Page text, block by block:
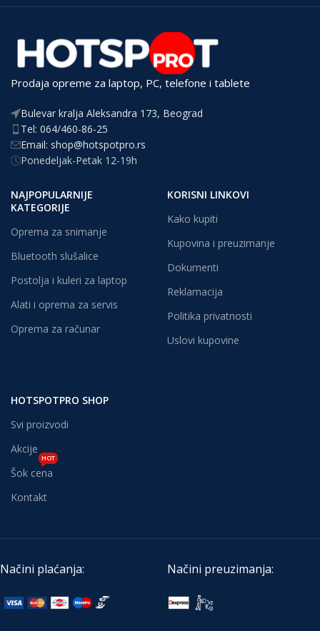
Prodaja opreme za laptop, PC, telefone i tablete
Bulevar kralja Aleksandra 173, Beograd
Tel: 064/460-86-25
Email: shop@hotspotpro.rs
Ponedeljak-Petak 12-19h
NAJPOPULARNIJE
KATEGORIJE
Oprema za snimanje
Bluetooth slušalice
Postolja i kuleri za laptop
Alati i oprema za servis
Oprema za računar
KORISNI LINKOVI
Kako kupiti
Kupovina i preuzimanje
Dokumenti
Reklamacija
Politika privatnosti
Uslovi kupovine
HOTSPOTPRO SHOP
Svi proizvodi
Akcije
Šok cena
HOT
Kontakt
Načini plaćanja: Načini preuzimanja: